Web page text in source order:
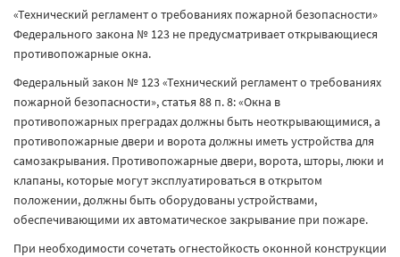
«Технический регламент о требованиях пожарной безопасности»
Федерального закона № 123 не предусматривает открывающиеся
противопожарные окна.
Федеральный закон № 123 «Технический регламент о требованиях
пожарной безопасности», статья 88 п. 8: «Окна в
противопожарных преградах должны быть неоткрывающимися, а
противопожарные двери и ворота должны иметь устройства для
самозакрывания. Противопожарные двери, ворота, шторы, люки и
клапаны, которые могут эксплуатироваться в открытом
положении, должны быть оборудованы устройствами,
обеспечивающими их автоматическое закрывание при пожаре.
При необходимости сочетать огнестойкость оконной конструкции